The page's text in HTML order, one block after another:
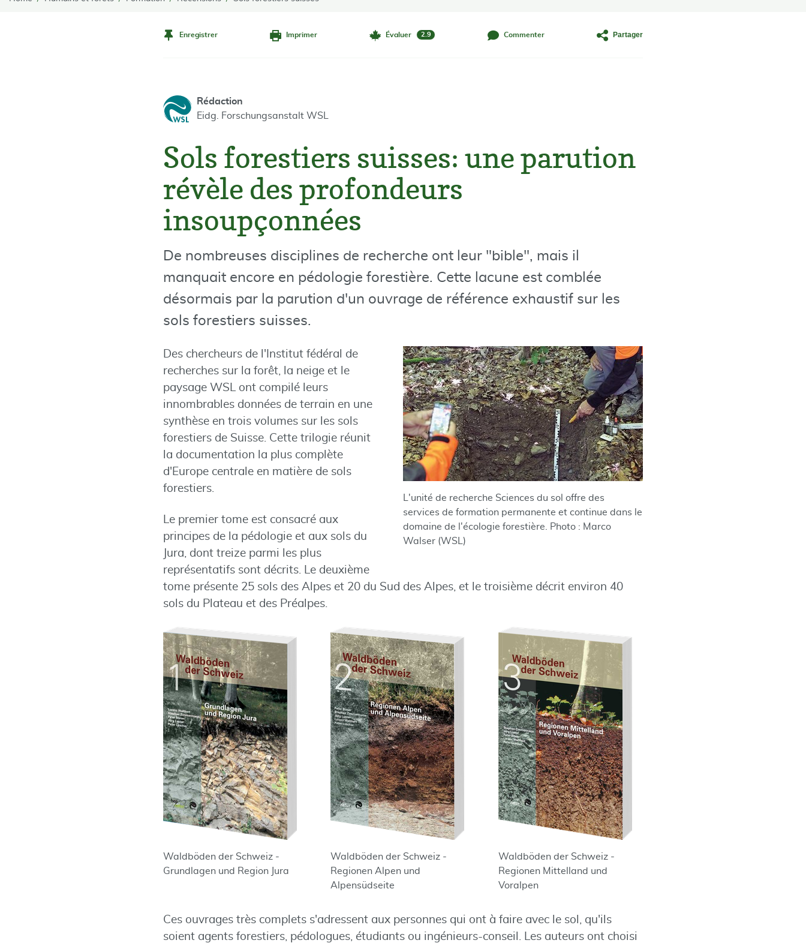
Enregistrer Imprimer Évaluer 2.9 Commenter Partager
Rédaction
Eidg. Forschungsanstalt WSL
Sols forestiers suisses: une parution
révèle des profondeurs
insoupçonnées
De nombreuses disciplines de recherche ont leur "bible", mais il
manquait encore en pédologie forestière. Cette lacune est comblée
désormais par la parution d'un ouvrage de référence exhaustif sur les
sols forestiers suisses.
L'unité de recherche Sciences du sol offre des
services de formation permanente et continue dans le
domaine de l'écologie forestière. Photo : Marco
Walser (WSL)
Des chercheurs de l'Institut fédéral de
recherches sur la forêt, la neige et le
paysage WSL ont compilé leurs
innombrables données de terrain en une
synthèse en trois volumes sur les sols
forestiers de Suisse. Cette trilogie réunit
la documentation la plus complète
d'Europe centrale en matière de sols
forestiers.
Le premier tome est consacré aux
principes de la pédologie et aux sols du
Jura, dont treize parmi les plus
représentatifs sont décrits. Le deuxième
tome présente 25 sols des Alpes et 20 du Sud des Alpes, et le troisième décrit environ 40
sols du Plateau et des Préalpes.
Waldböden der Schweiz -
Grundlagen und Region Jura
Waldböden der Schweiz -
Regionen Alpen und
Alpensüdseite
Waldböden der Schweiz -
Regionen Mittelland und
Voralpen
Ces ouvrages très complets s'adressent aux personnes qui ont à faire avec le sol, qu'ils
soient agents forestiers, pédologues, étudiants ou ingénieurs-conseil. Les auteurs ont choisi